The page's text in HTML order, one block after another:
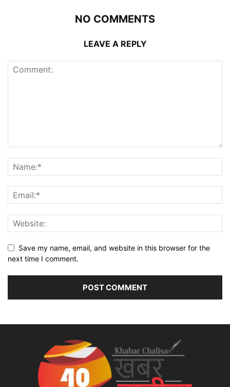
NO COMMENTS
LEAVE A REPLY
Save my name, email, and website in this browser for the
next time I comment.